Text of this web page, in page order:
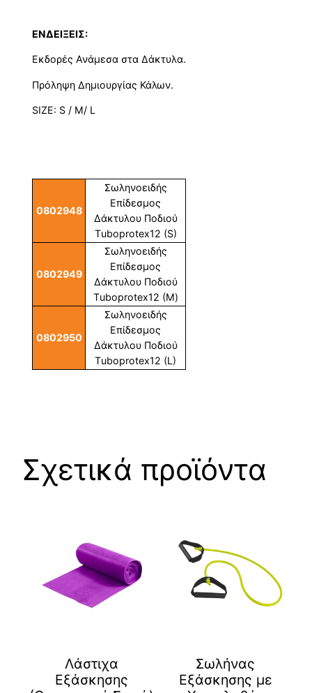
ΕΝΔΕΙΞΕΙΣ:
Εκδορές Ανάμεσα στα Δάκτυλα.
Πρόληψη Δημιουργίας Κάλων.
SIZE: S / M/ L
0802948
Σωληνοειδής
Επίδεσμος
Δάκτυλου Ποδιού
Τuboprotex12 (S)
0802949
Σωληνοειδής
Επίδεσμος
Δάκτυλου Ποδιού
Τuboprotex12 (Μ)
0802950
Σωληνοειδής
Επίδεσμος
Δάκτυλου Ποδιού
Τuboprotex12 (L)
Σχετικά προϊόντα
Λάστιχα
Εξάσκησης
Σωλήνας
Εξάσκησης με